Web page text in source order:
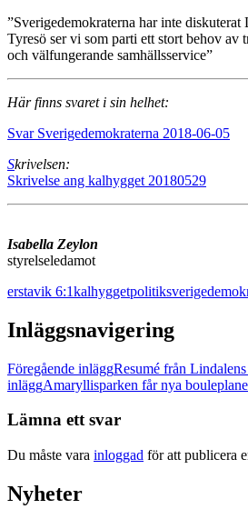
”Sverigedemokraterna har inte
Tyresö ser vi som parti ett stort behov av
och välfungerande samhällsservice”
Här finns svaret i sin helhet:
Svar Sverigedemokraterna 2018-06-05
Skrivelsen:
Skrivelse ang kalhygget 20180529
Isabella Zeylon
styrelseledamot
erstavik 6:1kalhyggetpolitik
Inläggsnavigering
Föregående inläggResumé från
inläggAmaryllisparken får nya
Lämna ett svar
Du måste vara inloggad för att publicera
Nyheter